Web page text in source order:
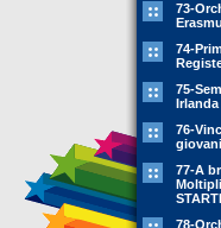
73-
74-
75-
Irlanda
76-
77-A
78-